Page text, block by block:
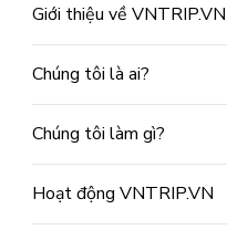
Giới thiệu về VNTRIP.VN
Chúng tôi là ai?
Chúng tôi làm gì?
Hoạt động VNTRIP.VN